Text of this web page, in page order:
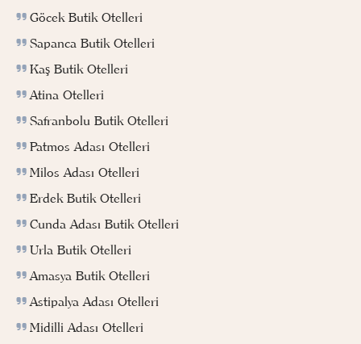
Göcek Butik Otelleri
Sapanca Butik Otelleri
Kaş Butik Otelleri
Atina Otelleri
Safranbolu Butik Otelleri
Patmos Adası Otelleri
Milos Adası Otelleri
Erdek Butik Otelleri
Cunda Adası Butik Otelleri
Urla Butik Otelleri
Amasya Butik Otelleri
Astipalya Adası Otelleri
Midilli Adası Otelleri